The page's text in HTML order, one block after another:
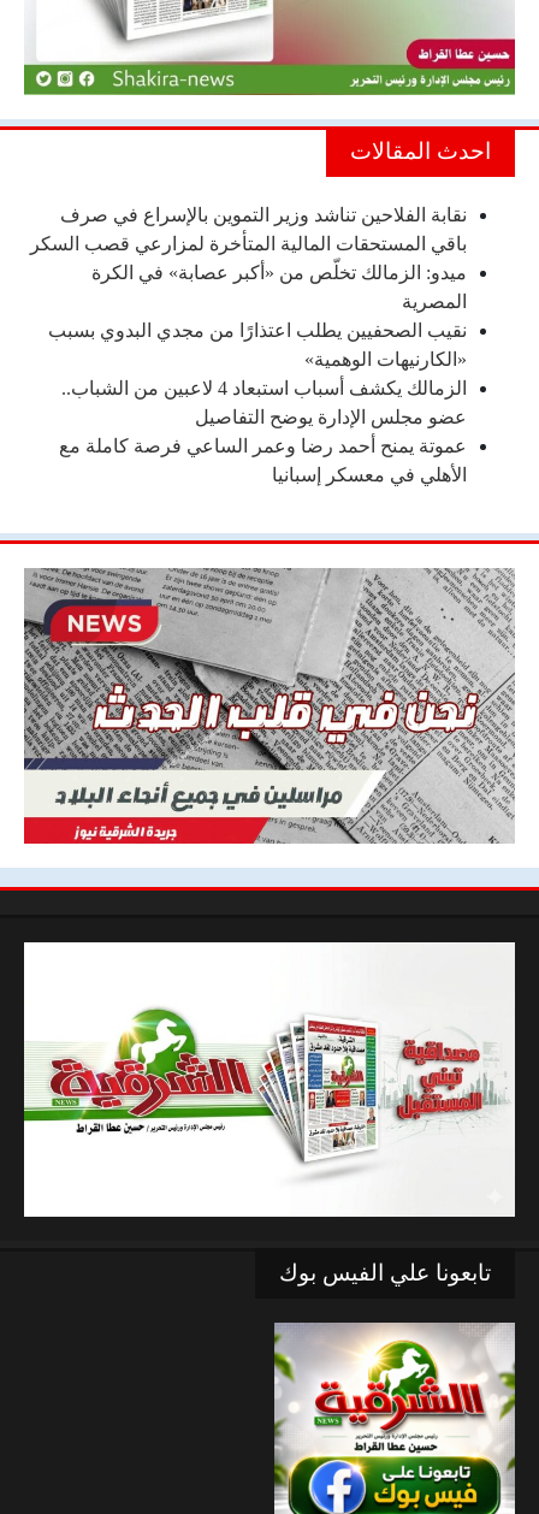
احدث المقالات
نقابة الفلاحين تناشد وزير التموين بالإسراع في صرف
باقي المستحقات المالية المتأخرة لمزارعي قصب السكر
ميدو: الزمالك تخلّص من «أكبر عصابة» في الكرة
المصرية
نقيب الصحفيين يطلب اعتذارًا من مجدي البدوي بسبب
«الكارنيهات الوهمية»
الزمالك يكشف أسباب استبعاد 4 لاعبين من الشباب..
عضو مجلس الإدارة يوضح التفاصيل
عموتة يمنح أحمد رضا وعمر الساعي فرصة كاملة مع
الأهلي في معسكر إسبانيا
تابعونا علي الفيس بوك